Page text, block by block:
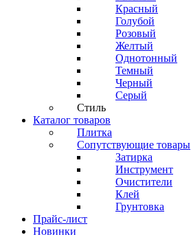
Красный
Голубой
Розовый
Желтый
Однотонный
Темный
Черный
Серый
Стиль
Каталог товаров
Плитка
Сопутствующие товары
Затирка
Инструмент
Очистители
Клей
Грунтовка
Прайс-лист
Новинки